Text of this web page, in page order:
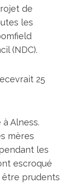
de
les
(NDC).
25
Alness.
mères
les
escroqué
être prudents